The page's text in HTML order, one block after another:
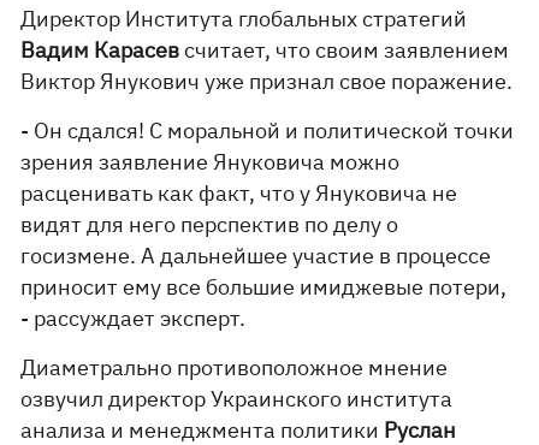
Директор Института глобальных стратегий
Вадим Карасевсчитает, что своим заявлением
Виктор Янукович уже признал свое поражение.
- Он сдался! С моральной и политической точки
зрения заявление Януковича можно
расценивать как факт, что у Януковича не
видят для него перспектив по делу о
госизмене. А дальнейшее участие в процессе
приносит ему все большие имиджевые потери,
- рассуждает эксперт.
Диаметрально противоположное мнение
озвучил директор Украинского института
анализа и менеджмента политики Руслан